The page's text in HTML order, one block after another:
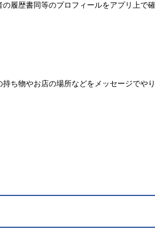
履歴書同等のプロフィールをアプリ上で
ち物やお店の場所などをメッセージでや